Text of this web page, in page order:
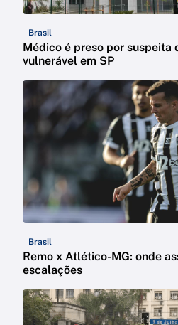
Brasil
Médico é preso por suspeita
vulnerável em SP
Brasil
Remo x Atlético-MG: onde
escalações